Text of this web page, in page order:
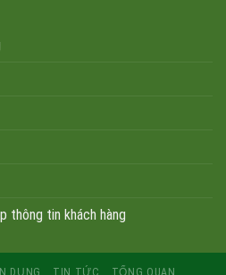
thông tin khách hàng
DỤNG TIN TỨC TỔNG QUAN